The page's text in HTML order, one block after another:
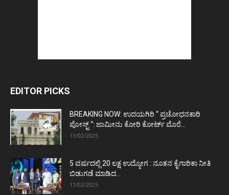
EDITOR PICKS
BREAKING NOW: ಉದಯಗಿರಿ “ ಪ್ರಚೋಧನಕಾರಿ
ಪೋಸ್ಟ್‌ “: ಜಾಮೀನು ಕೋರಿ ಕೋರ್ಟ್‌ ಮೊರೆ...
13/02/2025
5 ವರ್ಷದಲ್ಲಿ 20 ಲಕ್ಷ ಉದ್ಯೋಗ : ನೂತನ ಕೈಗಾರಿಕಾ ನೀತಿ
ಬಿಡುಗಡೆ ಮಾಡಿದ...
11/02/2025